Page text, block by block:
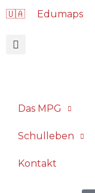
🇺🇦 Edumaps
Das MPG
Schulleben
Kontakt